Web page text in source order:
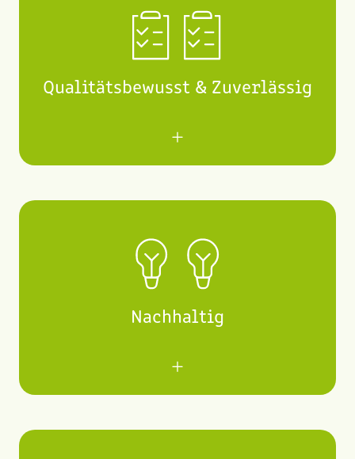
Kunden, Kollegen, Mitarbeitern und
Geschäftspartnern.
Qualitätsbewusst & Zuverlässig
Wir verstehen uns als Experten in unserem
Nachhaltig
Wir fördern Nachhaltigkeit, indem wir unsere